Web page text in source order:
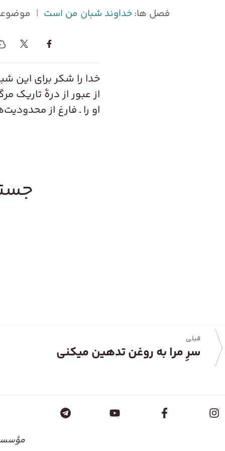
فصل ها:خداوند شبان من است |
خدا را شکر برای این
از عبور از درۀ تاریک
او را ـ فارغ از
قبلی
سرِ مرا به روغن تدهین میکنی